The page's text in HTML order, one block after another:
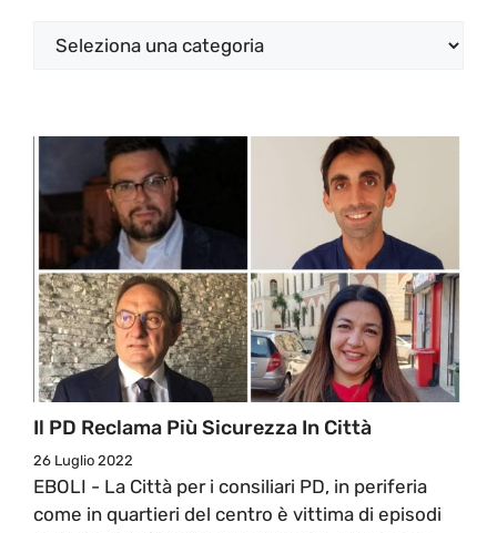
Categorie
Il PD Reclama Più Sicurezza In Città
26 Luglio 2022
EBOLI - La Città per i consiliari PD, in periferia
come in quartieri del centro è vittima di episodi